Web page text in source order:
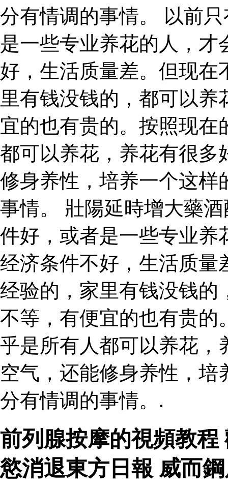
分有情调的事情。 以前
是一些专业养花的人，
好，生活质量差。但现在
里有钱没钱的，都可以
宜的也有贵的。按照现
都可以养花，养花有很多
修身养性，培养一个这样
事情。 壯陽延時增大藥
件好，或者是一些专业养
经济条件不好，生活质量
经验的，家里有钱没钱的
不等，有便宜的也有贵的
乎是所有人都可以养花，
空气，还能修身养性，
分有情调的事情。.
前列腺按摩的視頻教
慾消退東方日報 威而